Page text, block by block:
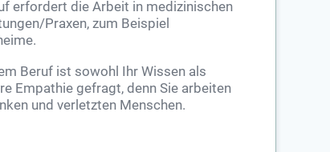
erfordert die Arbeit in medizinischen
Praxen, zum Beispiel
Beruf ist sowohl Ihr Wissen als
Empathie gefragt, denn Sie arbeiten
und verletzten Menschen.